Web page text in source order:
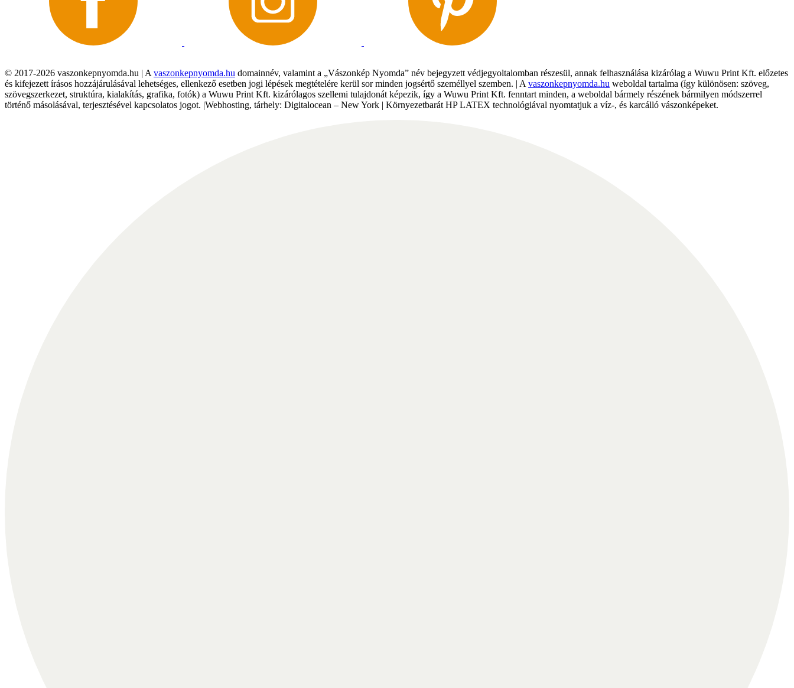
© 2017-2026 vaszonkepnyomda.hu | A vaszonkepnyomda.hu domainnév, valamint a „Vászonkép Nyomda” név bejegyzett védjegyoltalomban részesül, annak felhasználása kizárólag a Wuwu Print Kft. előzetes
és kifejezett írásos hozzájárulásával lehetséges, ellenkező esetben jogi lépések megtételére kerül sor minden jogsértő személlyel szemben. | A vaszonkepnyomda.hu weboldal tartalma (így különösen: szöveg,
szövegszerkezet, struktúra, kialakítás, grafika, fotók) a Wuwu Print Kft. kizárólagos szellemi tulajdonát képezik, így a Wuwu Print Kft. fenntart minden, a weboldal bármely részének bármilyen módszerrel
történő másolásával, terjesztésével kapcsolatos jogot. |Webhosting, tárhely: Digitalocean – New York | Környezetbarát HP LATEX technológiával nyomtatjuk a víz-, és karcálló vászonképeket.